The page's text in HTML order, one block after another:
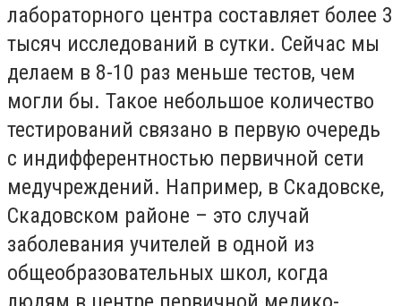
лабораторного центра составляет более 3
тысяч исследований в сутки. Сейчас мы
делаем в 8-10 раз меньше тестов, чем
могли бы. Такое небольшое количество
тестирований связано в первую очередь
с индифферентностью первичной сети
медучреждений. Например, в Скадовске,
Скадовском районе – это случай
заболевания учителей в одной из
общеобразовательных школ, когда